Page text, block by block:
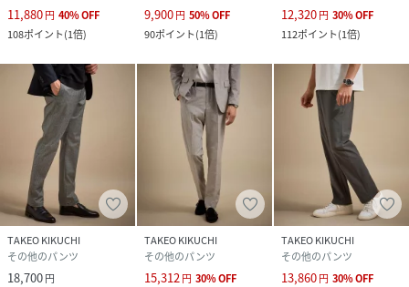
11,880円 40%OFF
108ポイント(1倍)
9,900円 50%OFF
90ポイント(1倍)
12,320円 30%OFF
112ポイント(1倍)
TAKEO KIKUCHI
その他のパンツ
18,700円
TAKEO KIKUCHI
その他のパンツ
15,312円 30%OFF
TAKEO KIKUCHI
その他のパンツ
13,860円 30%OFF